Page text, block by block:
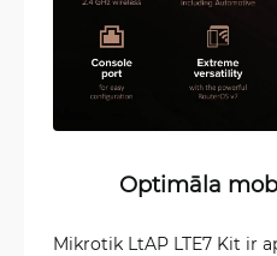
Optimāla
Mikrotik LtAP LTE7 Kit ir